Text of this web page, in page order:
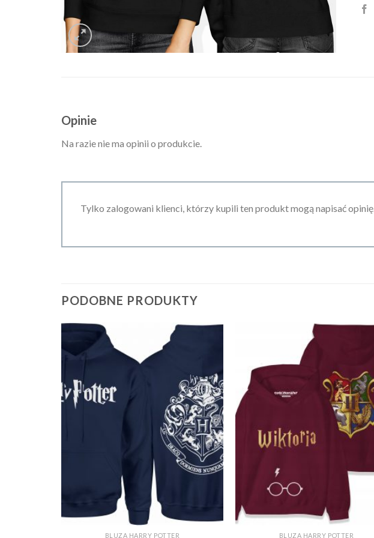
Opinie
Na razie nie ma opinii o produkcie.
Tylko zalogowani klienci, którzy kupili ten produkt mogą napisać opinię.
PODOBNE PRODUKTY
BLUZA HARRY POTTER BLUZA HARRY POTTER